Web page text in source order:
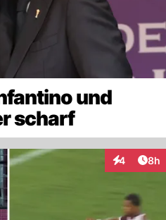
und
scharf
4 8h